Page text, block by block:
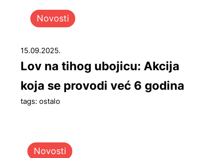
Novosti
15.09.2025.
Lov na tihog ubojicu: Akcija
koja se provodi već 6 godina
tags: ostalo
Novosti